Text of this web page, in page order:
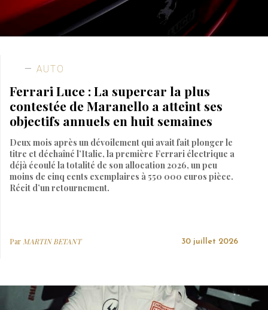
AUTO
Ferrari Luce : La supercar la plus
contestée de Maranello a atteint ses
objectifs annuels en huit semaines
Deux mois après un dévoilement qui avait fait plonger le
titre et déchaîné l’Italie, la première Ferrari électrique a
déjà écoulé la totalité de son allocation 2026, un peu
moins de cinq cents exemplaires à 550 000 euros pièce.
Récit d’un retournement.
Par MARTIN BETANT 30 juillet 2026